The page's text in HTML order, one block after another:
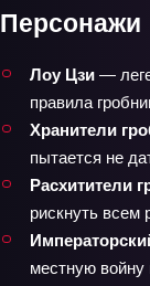
Персонажи
Лоу Цзи —
правила
Хранители
пытается не
Расхитители
рискнуть
местную войну